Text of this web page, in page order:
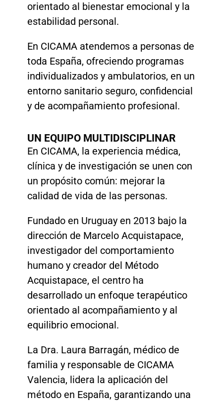
orientado al bienestar emocional y la
estabilidad personal.
En CICAMA atendemos a personas de
toda España, ofreciendo programas
individualizados y ambulatorios, en un
entorno sanitario seguro, confidencial
y de acompañamiento profesional.
UN EQUIPO MULTIDISCIPLINAR
En CICAMA, la experiencia médica,
clínica y de investigación se unen con
un propósito común: mejorar la
calidad de vida de las personas.
Fundado en Uruguay en 2013 bajo la
dirección de Marcelo Acquistapace,
investigador del comportamiento
humano y creador del Método
Acquistapace, el centro ha
desarrollado un enfoque terapéutico
orientado al acompañamiento y al
equilibrio emocional.
La Dra. Laura Barragán, médico de
familia y responsable de CICAMA
Valencia, lidera la aplicación del
método en España, garantizando una